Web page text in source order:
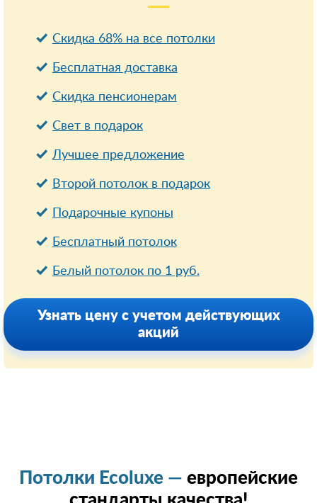
Скидка 68% на все потолки
Бесплатная доставка
Cкидка пенсионерам
Свет в подарок
Лучшее предложение
Второй потолок в подарок
Подарочные купоны
Бесплатный потолок
Белый потолок по 1 руб.
Узнать цену с учетом действующих
акций
Потолки Ecoluxe — европейские